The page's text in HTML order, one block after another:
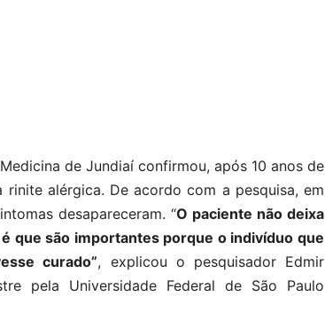
de Jundiaí confirmou, após 10 anos de
alérgica. De acordo com a pesquisa, em
desapareceram. “O paciente não deixa
que são importantes porque o indivíduo que
curado”, explicou o pesquisador Edmir
pela Universidade Federal de São Paulo